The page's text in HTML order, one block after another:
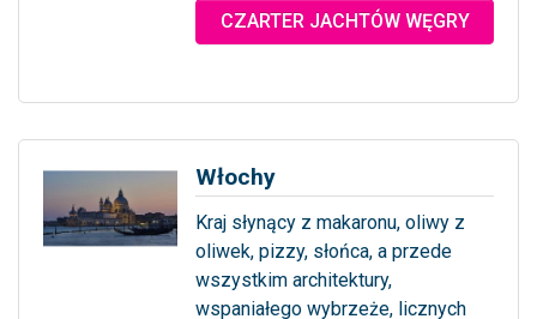
... więcej
CZARTER JACHTÓW WĘGRY
Włochy
Kraj słynący z makaronu, oliwy z
oliwek, pizzy, słońca, a przede
wszystkim architektury,
wspaniałego wybrzeże, licznych